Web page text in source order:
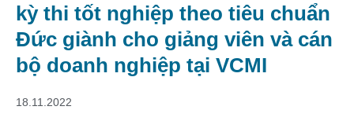
kỳ thi tốt nghiệp theo tiêu chuẩn
Đức giành cho giảng viên và cán
bộ doanh nghiệp tại VCMI
18.11.2022